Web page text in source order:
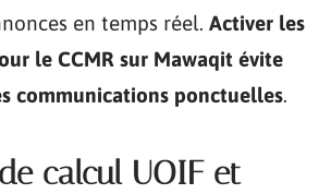
en temps réel. Activer les
le CCMR sur Mawaqit évite
communications ponctuelles.
calcul UOIF et